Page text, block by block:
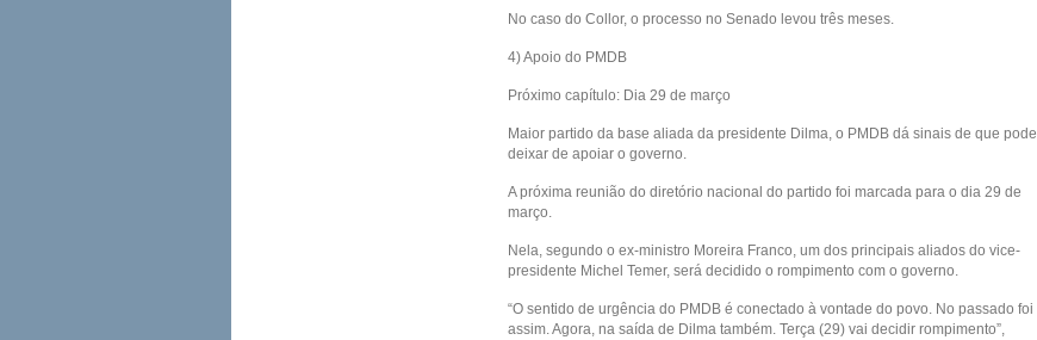
No caso do Collor, o processo no Senado levou três meses.
4) Apoio do PMDB
Próximo capítulo: Dia 29 de março
Maior partido da base aliada da presidente Dilma, o PMDB dá sinais de que pode
deixar de apoiar o governo.
A próxima reunião do diretório nacional do partido foi marcada para o dia 29 de
março.
Nela, segundo o ex-ministro Moreira Franco, um dos principais aliados do vice-
presidente Michel Temer, será decidido o rompimento com o governo.
“O sentido de urgência do PMDB é conectado à vontade do povo. No passado foi
assim. Agora, na saída de Dilma também. Terça (29) vai decidir rompimento”,